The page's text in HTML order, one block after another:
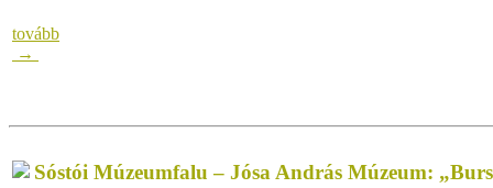
tovább
→
Sóstói Múzeumfalu – Jósa András Múzeum: